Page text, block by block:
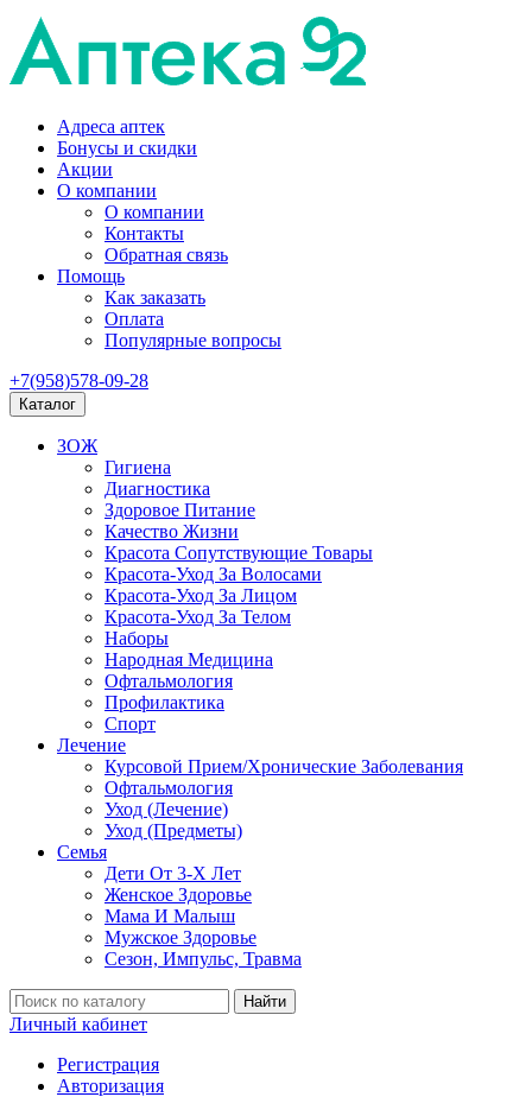
Адреса аптек
Бонусы и скидки
Акции
О компании
О компании
Контакты
Обратная связь
Помощь
Как заказать
Оплата
Популярные вопросы
+7(958)578-09-28
Каталог
ЗОЖ
Гигиена
Диагностика
Здоровое Питание
Качество Жизни
Красота Сопутствующие Товары
Красота-Уход За Волосами
Красота-Уход За Лицом
Красота-Уход За Телом
Наборы
Народная Медицина
Офтальмология
Профилактика
Спорт
Лечение
Курсовой Прием/Хронические Заболевания
Офтальмология
Уход (Лечение)
Уход (Предметы)
Семья
Дети От 3-Х Лет
Женское Здоровье
Мама И Малыш
Мужское Здоровье
Сезон, Импульс, Травма
Найти
Личный кабинет
Регистрация
Авторизация